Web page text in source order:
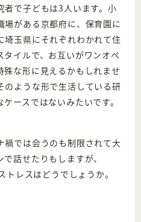
で子どもは3人います。小
場がある京都府に、保育園に
埼玉県にそれぞれわかれて住
イルで、お互いがワンオペ
な形に見えるかもしれませ
のような形で生活している研
ースではないみたいです。
では会うのも制限されて大
話せたりもしますが、
レスはどうでしょうか。